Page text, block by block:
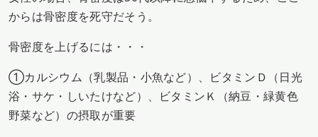
からは骨密度を死守だそう。
骨密度を上げるには・・・
①カルシウム（乳製品・小魚など）、ビタミンＤ（日光
浴・サケ・しいたけなど）、ビタミンＫ（納豆・緑黄色
野菜など）の摂取が重要